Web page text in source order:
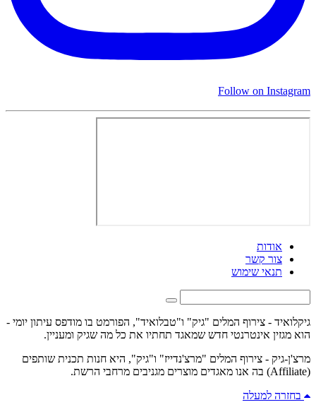
Follow on Instagram
אודות
צור קשר
תנאי שימוש
גיקלואיד - צירוף המלים "גיק" ו"טבלואיד", הפורמט בו מודפס עיתון יומי -
הוא מגזין אינטרנטי חדש שמאגד תחתיו את כל מה שגיק ומעניין.
מרצ'ן-גיק - צירוף המלים "מרצ'נדייז" ו"גיק", היא חנות תכנית שותפים
(Affiliate) בה אנו מאגדים מוצרים מגניבים מרחבי הרשת.
בחזרה למעלה